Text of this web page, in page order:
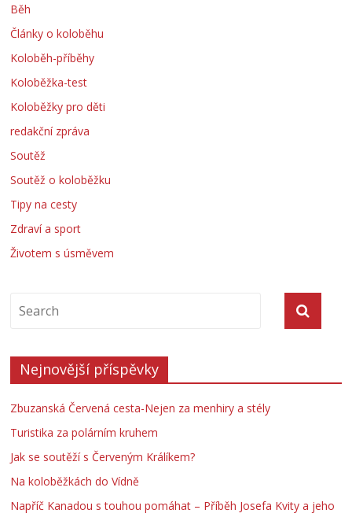
Běh
Články o koloběhu
Koloběh-příběhy
Koloběžka-test
Koloběžky pro děti
redakční zpráva
Soutěž
Soutěž o koloběžku
Tipy na cesty
Zdraví a sport
Životem s úsměvem
Nejnovější příspěvky
Zbuzanská Červená cesta-Nejen za menhiry a stély
Turistika za polárním kruhem
Jak se soutěží s Červeným Králíkem?
Na koloběžkách do Vídně
Napříč Kanadou s touhou pomáhat – Příběh Josefa Kvity a jeho